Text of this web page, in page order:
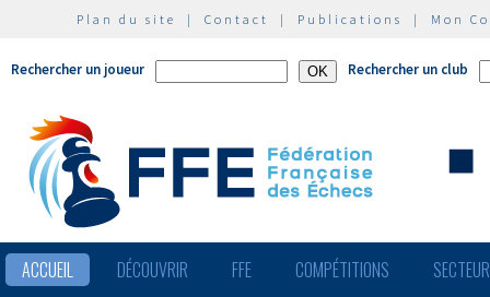
Plan du site | Contact | Publications | Mon
Rechercher un joueur Rechercher un club
ACCUEIL DÉCOUVRIR FFE COMPÉTITIONS